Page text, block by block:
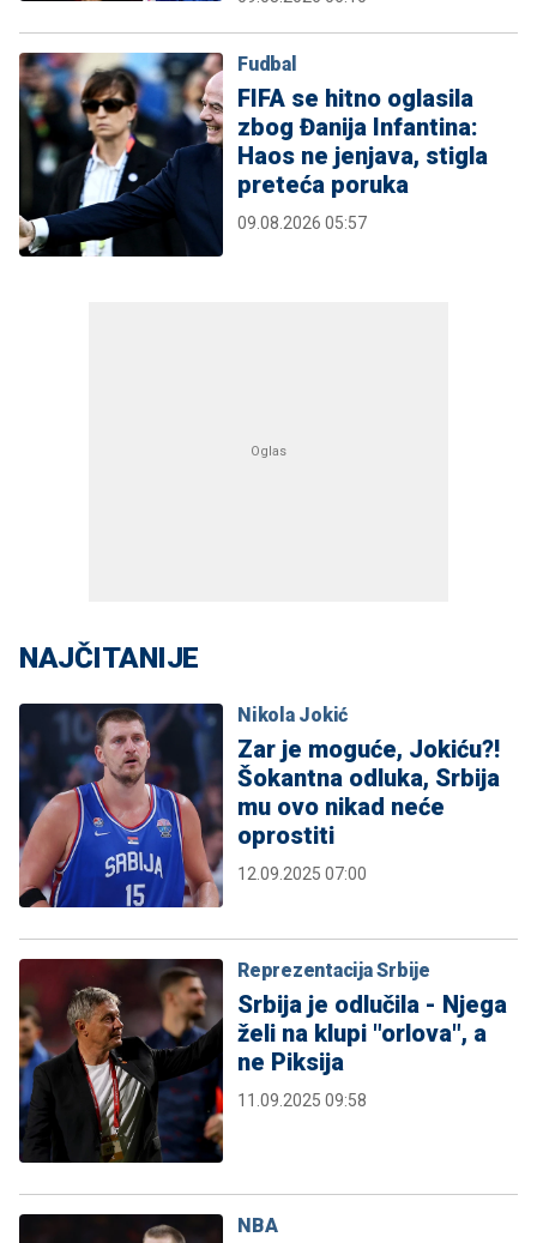
Fudbal
FIFA se hitno oglasila
zbog Đanija Infantina:
Haos ne jenjava, stigla
preteća poruka
09.08.2026 05:57
NAJČITANIJE
Nikola Jokić
Zar je moguće, Jokiću?!
Šokantna odluka, Srbija
mu ovo nikad neće
oprostiti
12.09.2025 07:00
Reprezentacija Srbije
Srbija je odlučila - Njega
želi na klupi "orlova", a
ne Piksija
11.09.2025 09:58
NBA